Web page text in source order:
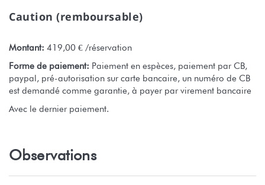
Caution (remboursable)
Montant: 419,00 € /réservation
Forme de paiement: Paiement en espèces, paiement par CB,
paypal, pré-autorisation sur carte bancaire, un numéro de CB
est demandé comme garantie, à payer par virement bancaire
Avec le dernier paiement.
Observations